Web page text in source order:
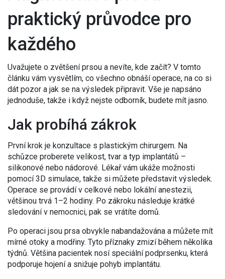
praktický průvodce pro
každého
Uvažujete o zvětšení prsou a nevíte, kde začít? V tomto
článku vám vysvětlím, co všechno obnáší operace, na co si
dát pozor a jak se na výsledek připravit. Vše je napsáno
jednoduše, takže i když nejste odborník, budete mít jasno.
Jak probíhá zákrok
První krok je konzultace s plastickým chirurgem. Na
schůzce proberete velikost, tvar a typ implantátů –
silikonové nebo nádorové. Lékař vám ukáže možnosti
pomocí 3D simulace, takže si můžete představit výsledek.
Operace se provádí v celkové nebo lokální anestezii,
většinou trvá 1–2 hodiny. Po zákroku následuje krátké
sledování v nemocnici, pak se vrátíte domů.
Po operaci jsou prsa obvykle nabandažována a můžete mít
mírné otoky a modřiny. Tyto příznaky zmizí během několika
týdnů. Většina pacientek nosí speciální podprsenku, která
podporuje hojení a snižuje pohyb implantátu.